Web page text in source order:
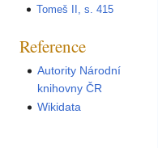
Tomeš II, s. 415
Reference
Autority Národní
knihovny ČR
Wikidata